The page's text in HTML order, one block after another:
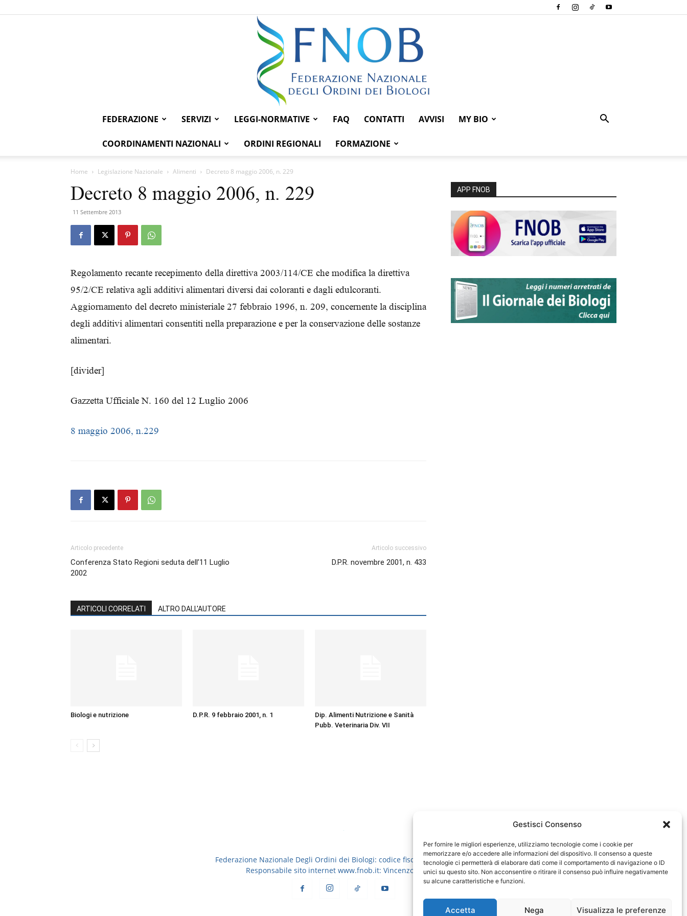
Gestisci Consenso
Per fornire le migliori esperienze, utilizziamo tecnologie come i cookie per
memorizzare e/o accedere alle informazioni del dispositivo. Il consenso a queste
tecnologie ci permetterà di elaborare dati come il comportamento di navigazione o ID
unici su questo sito. Non acconsentire o ritirare il consenso può influire negativamente
su alcune caratteristiche e funzioni.
Accetta Nega Visualizza le preferenze
Federazione
degli
FEDERAZIONE SERVIZI LEGGI-NORMATIVE FAQ CONTATTI AVVISI MY BIO
COORDINAMENTI NAZIONALI ORDINI REGIONALI FORMAZIONE
Home Legislazione Nazionale Alimenti Decreto 8 maggio 2006, n. 229
Decreto 8 maggio 2006, n. 229
11 Settembre 2013
Regolamento recante recepimento della direttiva 2003/114/CE che modifica la direttiva
95/2/CE relativa agli additivi alimentari diversi dai coloranti e dagli edulcoranti.
Aggiornamento del decreto ministeriale 27 febbraio 1996, n. 209, concernente la disciplina
degli additivi alimentari consentiti nella preparazione e per la conservazione delle sostanze
alimentari.
[divider]
Gazzetta Ufficiale N. 160 del 12 Luglio 2006
8 maggio 2006, n.229
Articolo precedente
Conferenza Stato Regioni seduta dell’11 Luglio
2002
Articolo successivo
D.P.R. novembre 2001, n. 433
ARTICOLI CORRELATI ALTRO DALL'AUTORE
Biologi e nutrizione D.P.R. 9 febbraio 2001, n. 1
Dip. Alimenti Nutrizione e Sanità
Pubb. Veterinaria Div. VII
APP FNOB
Federazione Nazionale Degli Ordini dei Biologi: codice fiscale 80069130583
Responsabile sito internet www.fnob.it: Vincenzo D'Anna